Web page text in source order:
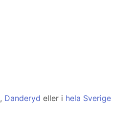
, Danderyd eller i hela Sverige